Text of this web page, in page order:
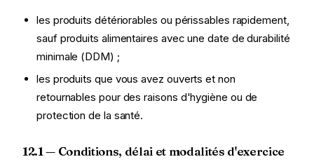
les produits détériorables ou périssables rapidement,
sauf produits alimentaires avec une date de durabilité
minimale (DDM) ;
les produits que vous avez ouverts et non
retournables pour des raisons d'hygiène ou de
protection de la santé.
12.1 — Conditions, délai et modalités d'exercice